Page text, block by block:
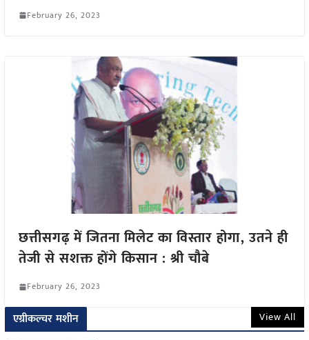
February 26, 2023
छत्तीसगढ़ में जितना मिलेट का विस्तार होगा, उतने ही
तेजी से सशक्त होंगे किसान : श्री चौबे
February 26, 2023
एग्रीकल्चर मशीन View All